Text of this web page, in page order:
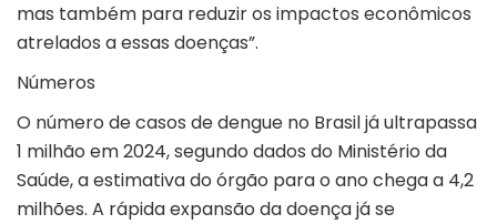
mas também para reduzir os impactos econômicos
atrelados a essas doenças”.
Números
O número de casos de dengue no Brasil já ultrapassa
1 milhão em 2024, segundo dados do Ministério da
Saúde, a estimativa do órgão para o ano chega a 4,2
milhões. A rápida expansão da doença já se